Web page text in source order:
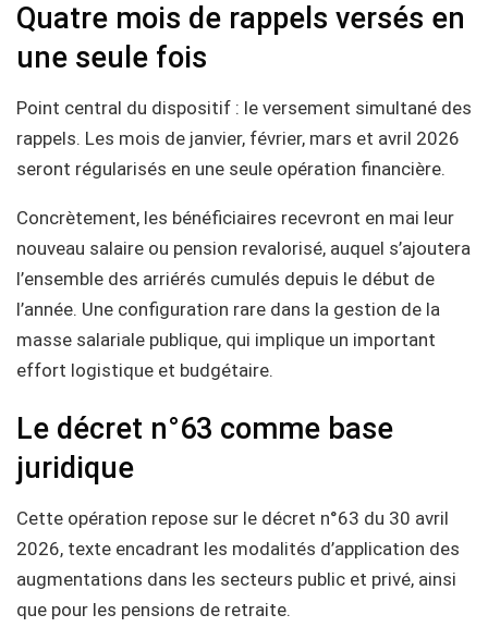
Quatre mois de rappels versés en
une seule fois
Point central du dispositif : le versement simultané des
rappels. Les mois de janvier, février, mars et avril 2026
seront régularisés en une seule opération financière.
Concrètement, les bénéficiaires recevront en mai leur
nouveau salaire ou pension revalorisé, auquel s’ajoutera
l’ensemble des arriérés cumulés depuis le début de
l’année. Une configuration rare dans la gestion de la
masse salariale publique, qui implique un important
effort logistique et budgétaire.
Le décret n°63 comme base
juridique
Cette opération repose sur le décret n°63 du 30 avril
2026, texte encadrant les modalités d’application des
augmentations dans les secteurs public et privé, ainsi
que pour les pensions de retraite.